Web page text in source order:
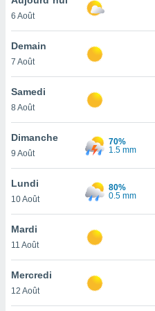
et
»,
au
vous
qu'ils
ou
le
ainsi
un
la
du
6 Août
Demain
7 Août
Samedi
8 Août
Dimanche
9 Août
70%
1.5 mm
Lundi
10 Août
80%
0.5 mm
Mardi
11 Août
Mercredi
12 Août